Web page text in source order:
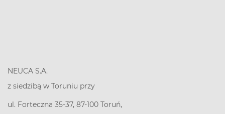
NEUCA S.A.
z siedzibą w Toruniu przy
ul. Forteczna 35-37, 87-100 Toruń,